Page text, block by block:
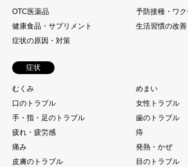
OTC医薬品
予防接種・ワク
健康食品・サプリメント
生活習慣の改善
症状の原因・対策
症状
むくみ
めまい
口のトラブル
女性トラブル
手・指・足のトラブル
歯のトラブル
疲れ・疲労感
痔
痛み
発熱・かぜ
皮膚のトラブル
目のトラブル